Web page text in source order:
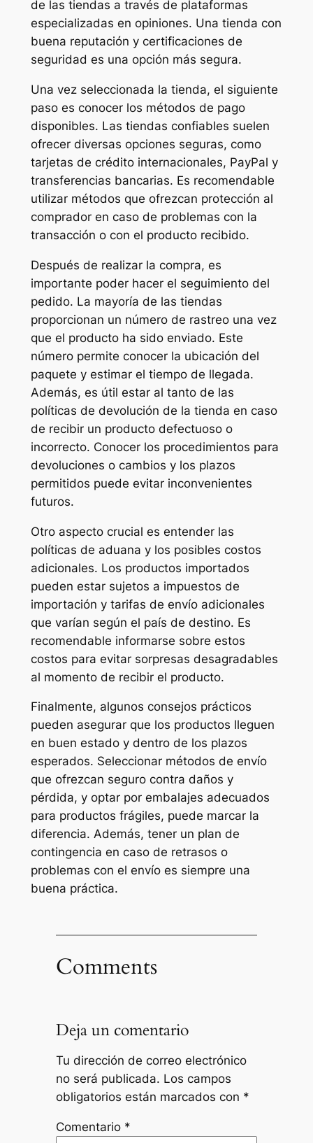
de las tiendas a través de plataformas
especializadas en opiniones. Una tienda con
buena reputación y certificaciones de
seguridad es una opción más segura.
Una vez seleccionada la tienda, el siguiente
paso es conocer los métodos de pago
disponibles. Las tiendas confiables suelen
ofrecer diversas opciones seguras, como
tarjetas de crédito internacionales, PayPal y
transferencias bancarias. Es recomendable
utilizar métodos que ofrezcan protección al
comprador en caso de problemas con la
transacción o con el producto recibido.
Después de realizar la compra, es
importante poder hacer el seguimiento del
pedido. La mayoría de las tiendas
proporcionan un número de rastreo una vez
que el producto ha sido enviado. Este
número permite conocer la ubicación del
paquete y estimar el tiempo de llegada.
Además, es útil estar al tanto de las
políticas de devolución de la tienda en caso
de recibir un producto defectuoso o
incorrecto. Conocer los procedimientos para
devoluciones o cambios y los plazos
permitidos puede evitar inconvenientes
futuros.
Otro aspecto crucial es entender las
políticas de aduana y los posibles costos
adicionales. Los productos importados
pueden estar sujetos a impuestos de
importación y tarifas de envío adicionales
que varían según el país de destino. Es
recomendable informarse sobre estos
costos para evitar sorpresas desagradables
al momento de recibir el producto.
Finalmente, algunos consejos prácticos
pueden asegurar que los productos lleguen
en buen estado y dentro de los plazos
esperados. Seleccionar métodos de envío
que ofrezcan seguro contra daños y
pérdida, y optar por embalajes adecuados
para productos frágiles, puede marcar la
diferencia. Además, tener un plan de
contingencia en caso de retrasos o
problemas con el envío es siempre una
buena práctica.
Comments
Deja un comentario
Tu dirección de correo electrónico
no será publicada. Los campos
obligatorios están marcados con *
Comentario *